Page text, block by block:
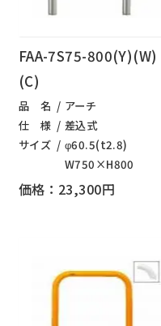
FAA-7S75-800(Y)(W)
(C)
品 名
アーチ
仕 様
差込式
サイズ
φ60.5(t2.8)
W750×H800
価格：23,300円